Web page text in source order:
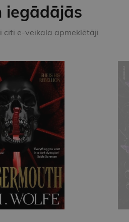
iegādājās
citi e-veikala apmeklētāji